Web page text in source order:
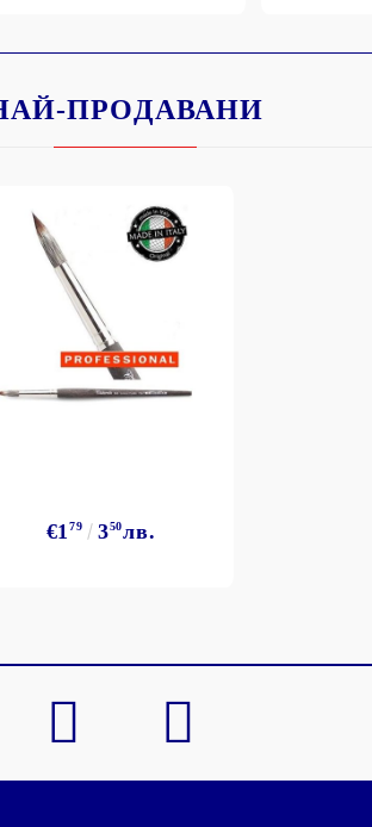
профил
Регистрация
ПРОДАВАНИ
€179 350лв.